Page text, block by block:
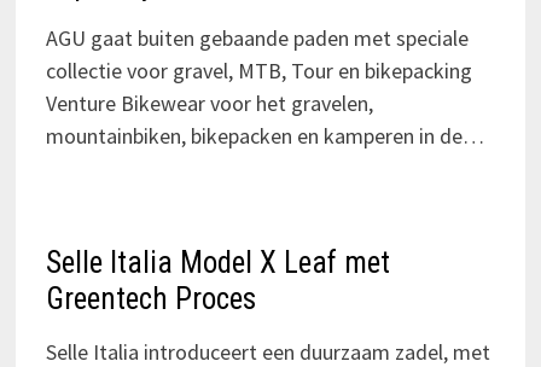
AGU gaat buiten gebaande paden met speciale
collectie voor gravel, MTB, Tour en bikepacking
Venture Bikewear voor het gravelen,
mountainbiken, bikepacken en kamperen in de…
Selle Italia Model X Leaf met
Greentech Proces
Selle Italia introduceert een duurzaam zadel, met